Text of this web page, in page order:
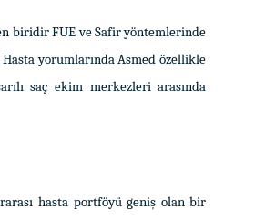
biridir FUE ve Safir yöntemlerinde
yorumlarında Asmed özellikle
saç ekim merkezleri arasında
hasta portföyü geniş olan bir